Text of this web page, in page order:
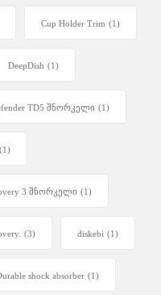
Cup Holder Trim (1)
DeepDish (1)
TD5 შნორკელი (1)
(1)
3 შნორკელი (1)
(3) diskebi (1)
shock absorber (1)